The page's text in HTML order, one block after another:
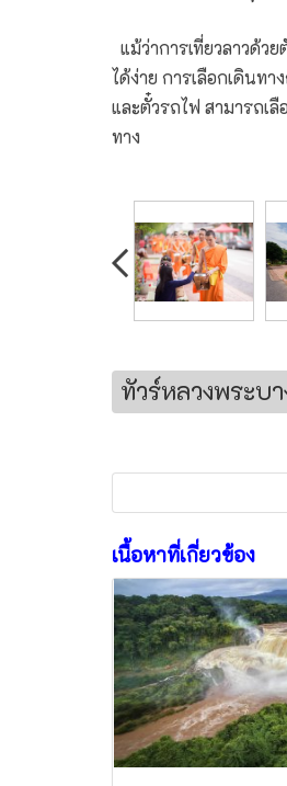
แม้ว่าการเที่ยวลาวด้ว
ได้ง่าย การเลือกเดินท
และตั๋วรถไฟ สามารถเลื
ทาง
ทัวร์หลวงพระบา
เนื้อหาที่เกี่ยวข้อง